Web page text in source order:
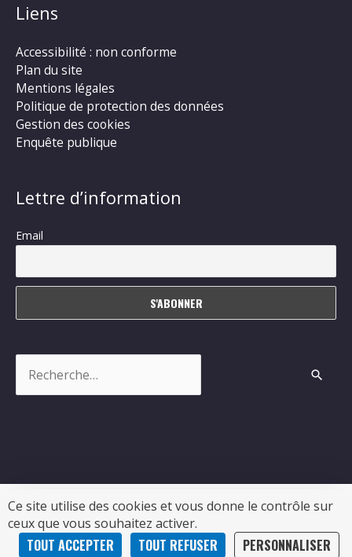
Ce site utilise des cookies et vous donne le contrôle sur
ceux que vous souhaitez activer.
TOUT ACCEPTER TOUT REFUSER PERSONNALISER
Liens
Accessibilité : non conforme
Plan du site
Mentions légales
Politique de protection des données
Gestion des cookies
Enquête publique
Lettre d’information
Email
Copyright © 2026Sablonceaux| Propulsé par Soluris